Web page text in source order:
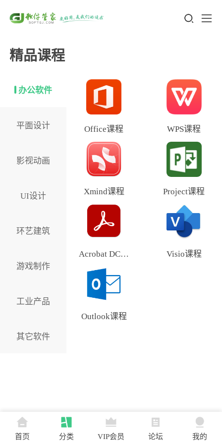
精品课程
办公软件
平面设计
影视动画
UI设计
环艺建筑
游戏制作
工业产品
其它软件
Office课程 WPS课程
Xmind课程 Project课程
Acrobat DC课程 Visio课程
Outlook课程
首页 分类 VIP会员 论坛 我的